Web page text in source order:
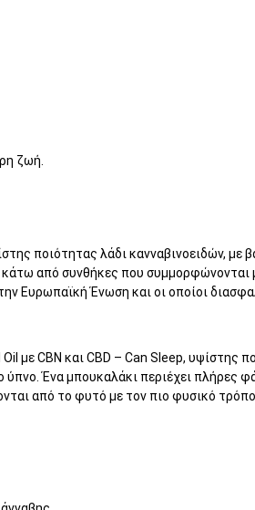
ζωή.
ποιότητας λάδι κανναβινοειδών, με
κάτω από συνθήκες που
Ευρωπαϊκή Ένωση και οι οποίοι
με CBN και CBD – Can Sleep, υψίστης
ύπνο. Ένα μπουκαλάκι περιέχει πλήρες
από το φυτό με τον πιο φυσικό